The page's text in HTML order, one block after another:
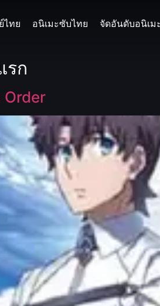
ไทย อนิเมะซับไทย จัดอันดับอนิเมะ
รก
Order